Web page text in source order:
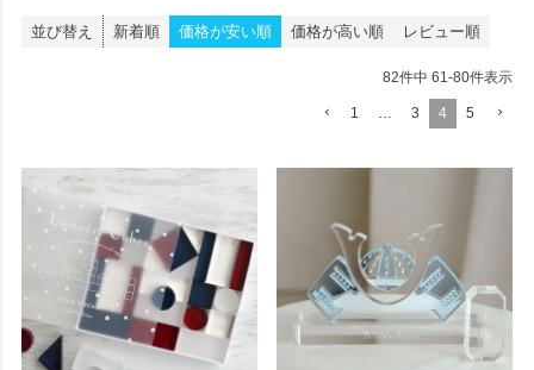
並び替え 新着順 価格が安い順 価格が高い順 レビュー順
82件中 61 -80件表示
1 3 4 5